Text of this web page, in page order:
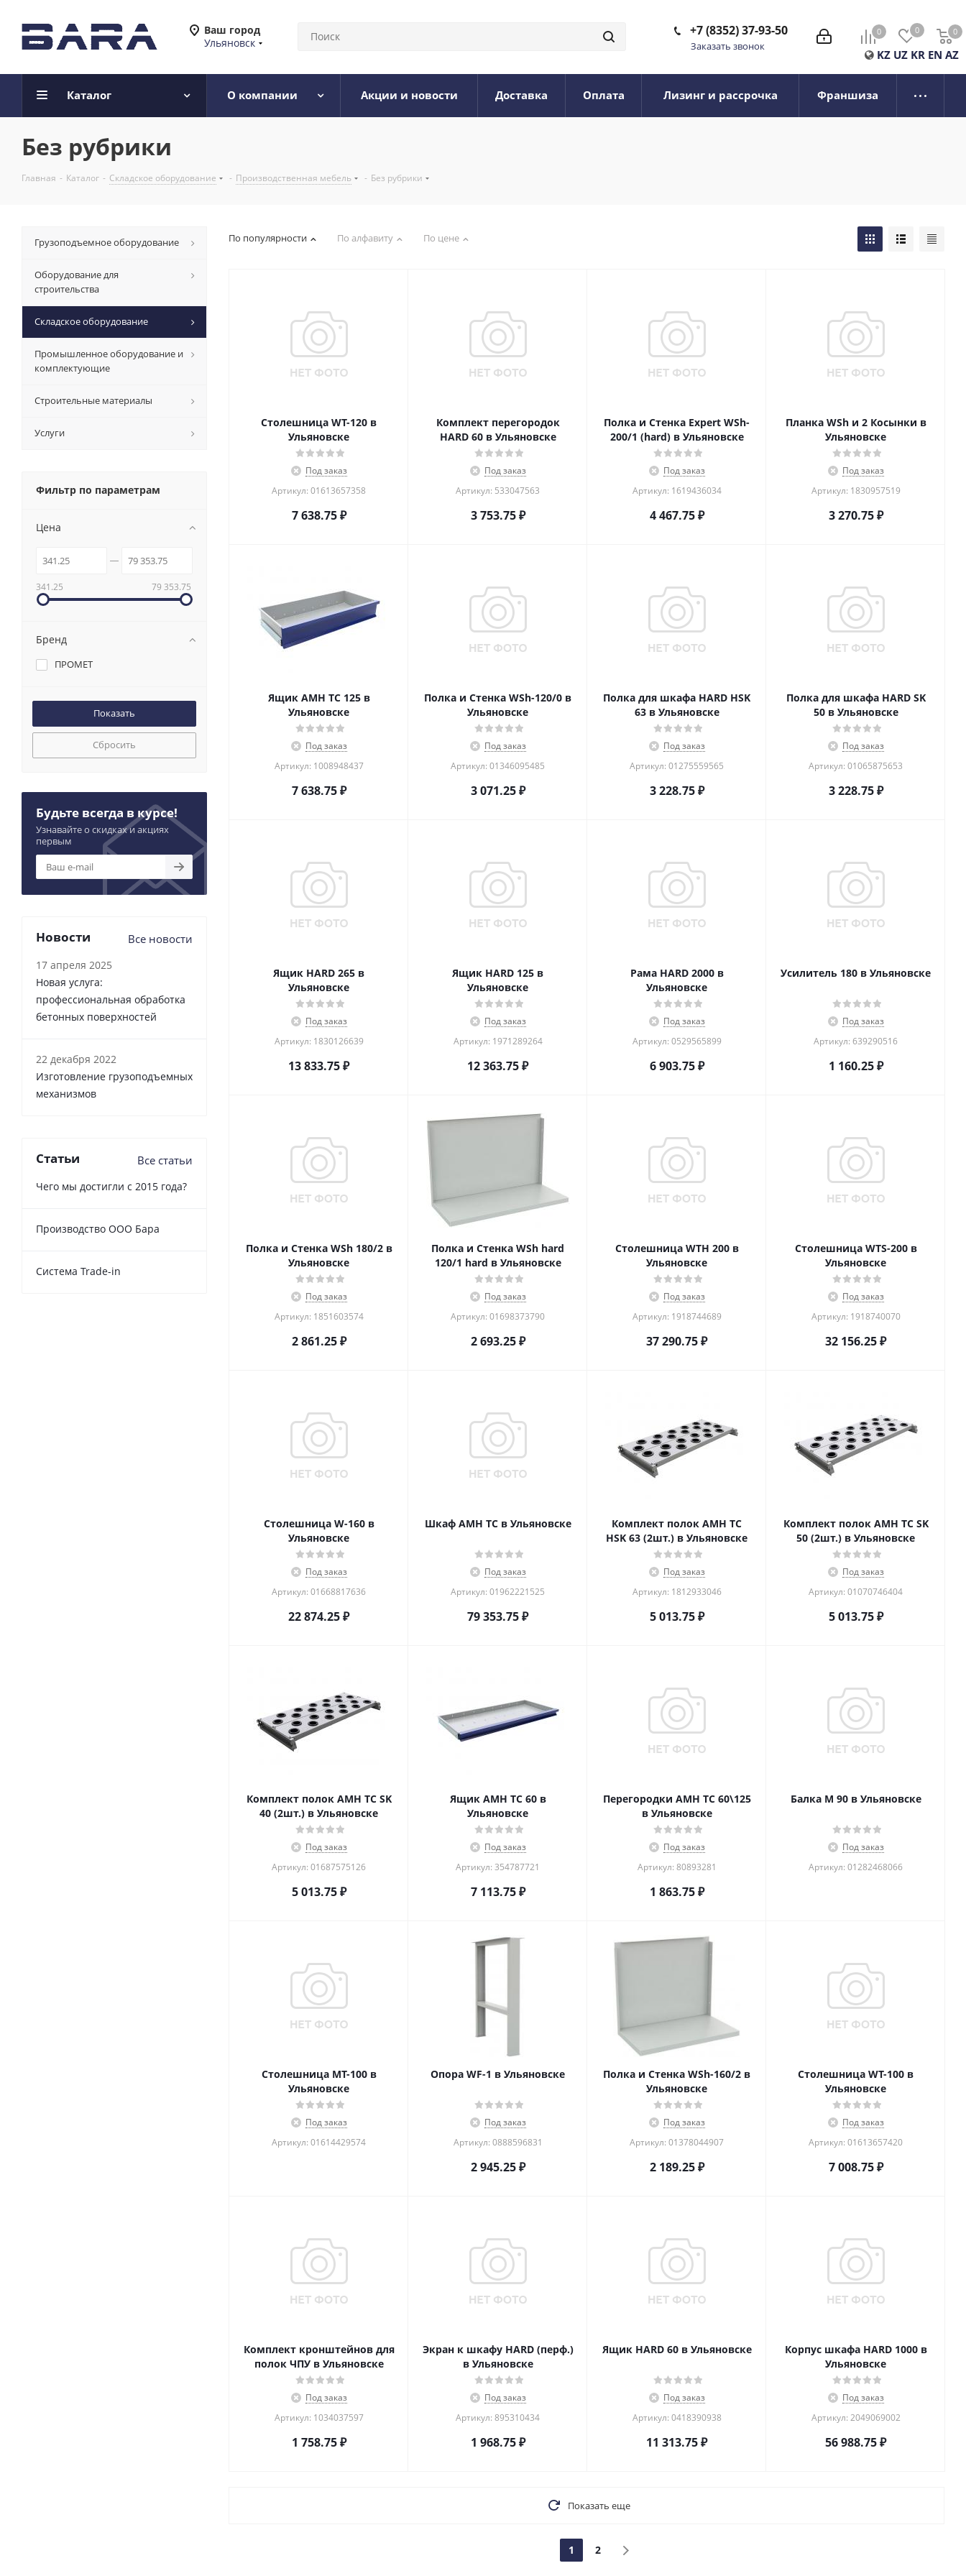
Ваш город
Ульяновск
0 0 0
0
KZ UZ KR EN AZ
+7 (8352) 37-93-50
Заказать звонок
Каталог О компании Акции и новости Доставка Оплата Лизинг и рассрочка Франшиза
Без рубрики
Главная - Каталог - Складское оборудование - Производственная мебель - Без рубрики
По популярности По алфавиту По цене
Столешница WT-120 в
Ульяновске
Под заказ
Артикул: 01613657358
7 638.75₽
Комплект перегородок
HARD 60 в Ульяновске
Под заказ
Артикул: 533047563
3 753.75₽
Полка и Стенка Expert WSh-
200/1 (hard) в Ульяновске
Под заказ
Артикул: 1619436034
4 467.75₽
Планка WSh и 2 Косынки в
Ульяновске
Под заказ
Артикул: 1830957519
3 270.75₽
Ящик AMH TC 125 в
Ульяновске
Под заказ
Артикул: 1008948437
7 638.75₽
Полка и Стенка WSh-120/0 в
Ульяновске
Под заказ
Артикул: 01346095485
3 071.25₽
Полка для шкафа HARD HSK
63 в Ульяновске
Под заказ
Артикул: 01275559565
3 228.75₽
Полка для шкафа HARD SK
50 в Ульяновске
Под заказ
Артикул: 01065875653
3 228.75₽
Ящик HARD 265 в
Ульяновске
Под заказ
Артикул: 1830126639
13 833.75₽
Ящик HARD 125 в
Ульяновске
Под заказ
Артикул: 1971289264
12 363.75₽
Рама HARD 2000 в
Ульяновске
Под заказ
Артикул: 0529565899
6 903.75₽
Усилитель 180 в Ульяновске
Под заказ
Артикул: 639290516
1 160.25₽
Полка и Стенка WSh 180/2 в
Ульяновске
Под заказ
Артикул: 1851603574
2 861.25₽
Полка и Стенка WSh hard
120/1 hard в Ульяновске
Под заказ
Артикул: 01698373790
2 693.25₽
Столешница WTH 200 в
Ульяновске
Под заказ
Артикул: 1918744689
37 290.75₽
Столешница WTS-200 в
Ульяновске
Под заказ
Артикул: 1918740070
32 156.25₽
Столешница W-160 в
Ульяновске
Под заказ
Артикул: 01668817636
22 874.25₽
Шкаф AMH TC в Ульяновске
Под заказ
Артикул: 01962221525
79 353.75₽
Комплект полок AMH TC
HSK 63 (2шт.) в Ульяновске
Под заказ
Артикул: 1812933046
5 013.75₽
Комплект полок AMH TC SK
50 (2шт.) в Ульяновске
Под заказ
Артикул: 01070746404
5 013.75₽
Комплект полок AMH TC SK
40 (2шт.) в Ульяновске
Под заказ
Артикул: 01687575126
5 013.75₽
Ящик AMH TC 60 в
Ульяновске
Под заказ
Артикул: 354787721
7 113.75₽
Перегородки AMH TC 60\125
в Ульяновске
Под заказ
Артикул: 80893281
1 863.75₽
Балка M 90 в Ульяновске
Под заказ
Артикул: 01282468066
Столешница МT-100 в
Ульяновске
Под заказ
Артикул: 01614429574
Опора WF-1 в Ульяновске
Под заказ
Артикул: 0888596831
2 945.25₽
Полка и Стенка WSh-160/2 в
Ульяновске
Под заказ
Артикул: 01378044907
2 189.25₽
Столешница WT-100 в
Ульяновске
Под заказ
Артикул: 01613657420
7 008.75₽
Комплект кронштейнов для
полок ЧПУ в Ульяновске
Под заказ
Артикул: 1034037597
1 758.75₽
Экран к шкафу НARD (перф.)
в Ульяновске
Под заказ
Артикул: 895310434
1 968.75₽
Ящик HARD 60 в Ульяновске
Под заказ
Артикул: 0418390938
11 313.75₽
Корпус шкафа HARD 1000 в
Ульяновске
Под заказ
Артикул: 2049069002
56 988.75₽
Показать еще
1 2
Грузоподъемное оборудование
Оборудование для
строительства
Складское оборудование
Промышленное оборудование и
комплектующие
Строительные материалы
Услуги
Фильтр по параметрам
Цена
341.25 79 353.75
Бренд
ПРОМЕТ
Сбросить
Будьте всегда в курсе!
Узнавайте о скидках и акциях
первым
Новости Все новости
17 апреля 2025
Новая услуга:
профессиональная обработка
бетонных поверхностей
22 декабря 2022
Изготовление грузоподъемных
механизмов
Статьи Все статьи
Чего мы достигли с 2015 года?
Производство ООО Бара
Cистема Trade-in